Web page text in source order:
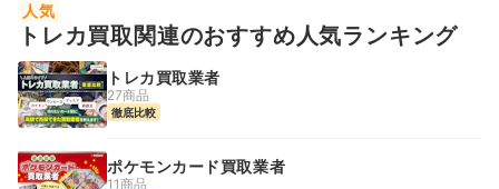
人気
トレカ買取関連のおすすめ人気ランキング
トレカ買取業者
27商品
徹底比較
ポケモンカード買取業者
11商品